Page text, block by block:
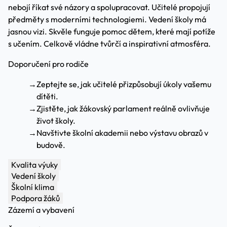
nebojí říkat své názory a spolupracovat. Učitelé propojují
předměty s moderními technologiemi. Vedení školy má
jasnou vizi. Skvěle funguje pomoc dětem, které mají potíže
s učením. Celkově vládne tvůrčí a inspirativní atmosféra.
Doporučení pro rodiče
→Zeptejte se, jak učitelé přizpůsobují úkoly vašemu
dítěti.
→Zjistěte, jak žákovský parlament reálně ovlivňuje
život školy.
→ Navštivte školní akademii nebo výstavu obrazů v
budově.
Kvalita výuky
Vedení školy
Školní klima
Podpora žáků
Zázemí a vybavení